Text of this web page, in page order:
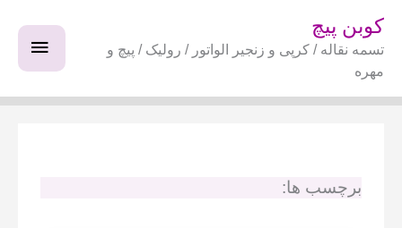
کوبن پیچ
تسمه نقاله / کرپی و زنجیر الواتور / رولیک / پیچ و
مهره
برچسب ها: